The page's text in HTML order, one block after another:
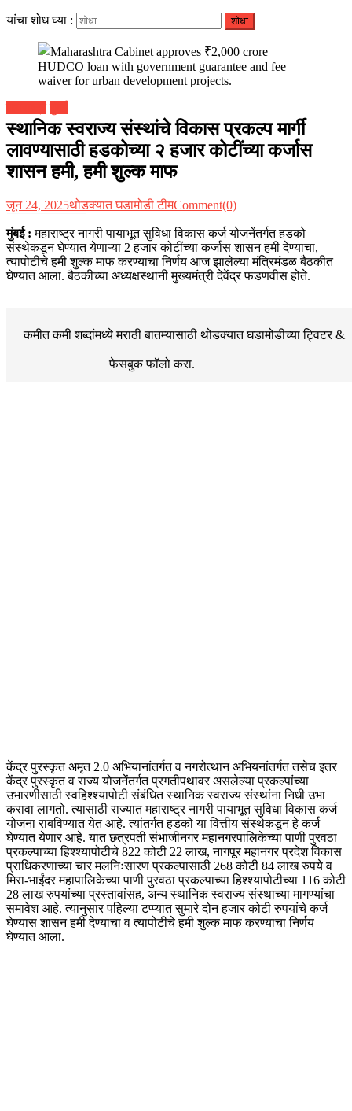
यांचा शोध घ्या :
स्थानिक स्वराज्य संस्थांचे विकास प्रकल्प मार्गी
लावण्यासाठी हडकोच्या २ हजार कोटींच्या कर्जास
शासन हमी, हमी शुल्क माफ
जून 24, 2025थोडक्यात घडामोडी टीमComment(0)
मुंबई :महाराष्ट्र नागरी पायाभूत सुविधा विकास कर्ज योजनेंतर्गत हडको
संस्थेकडून घेण्यात येणाऱ्या 2 हजार कोटींच्या कर्जास शासन हमी देण्याचा,
त्यापोटीचे हमी शुल्क माफ करण्याचा निर्णय आज झालेल्या मंत्रिमंडळ बैठकीत
घेण्यात आला. बैठकीच्या अध्यक्षस्थानी मुख्यमंत्री देवेंद्र फडणवीस होते.
कमीत कमी शब्दांमध्ये मराठी बातम्यासाठी थोडक्यात घडामोडीच्याट्विटर &
फेसबुकफॉलो करा.
केंद्र पुरस्कृत अमृत 2.0 अभियानांतर्गत व नगरोत्थान अभियनांतर्गत तसेच इतर
केंद्र पुरस्कृत व राज्य योजनेंतर्गत प्रगतीपथावर असलेल्या प्रकल्पांच्या
उभारणीसाठी स्वहिश्श्यापोटी संबंधित स्थानिक स्वराज्य संस्थांना निधी उभा
करावा लागतो. त्यासाठी राज्यात महाराष्ट्र नागरी पायाभूत सुविधा विकास कर्ज
योजना राबविण्यात येत आहे. त्यांतर्गत हडको या वित्तीय संस्थेकडून हे कर्ज
घेण्यात येणार आहे. यात छत्रपती संभाजीनगर महानगरपालिकेच्या पाणी पुरवठा
प्रकल्पाच्या हिश्श्यापोटीचे 822 कोटी 22 लाख, नागपूर महानगर प्रदेश विकास
प्राधिकरणाच्या चार मलनिःसारण प्रकल्पासाठी 268 कोटी 84 लाख रुपये व
मिरा-भाईंदर महापालिकेच्या पाणी पुरवठा प्रकल्पाच्या हिश्श्यापोटीच्या 116 कोटी
28 लाख रुपयांच्या प्रस्तावांसह, अन्य स्थानिक स्वराज्य संस्थाच्या मागण्यांचा
समावेश आहे. त्यानुसार पहिल्या टप्प्यात सुमारे दोन हजार कोटी रुपयांचे कर्ज
घेण्यास शासन हमी देण्याचा व त्यापोटीचे हमी शुल्क माफ करण्याचा निर्णय
घेण्यात आला.